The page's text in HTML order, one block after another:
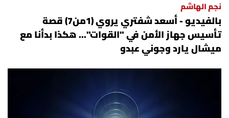
نجم الهاشم
بالفيديو - أسعد شفتري يروي (1من7) قصة
تأسيس جهاز الأمن في "القوات"... هكذا بدأنا مع
ميشال يارد وجوني عبدو